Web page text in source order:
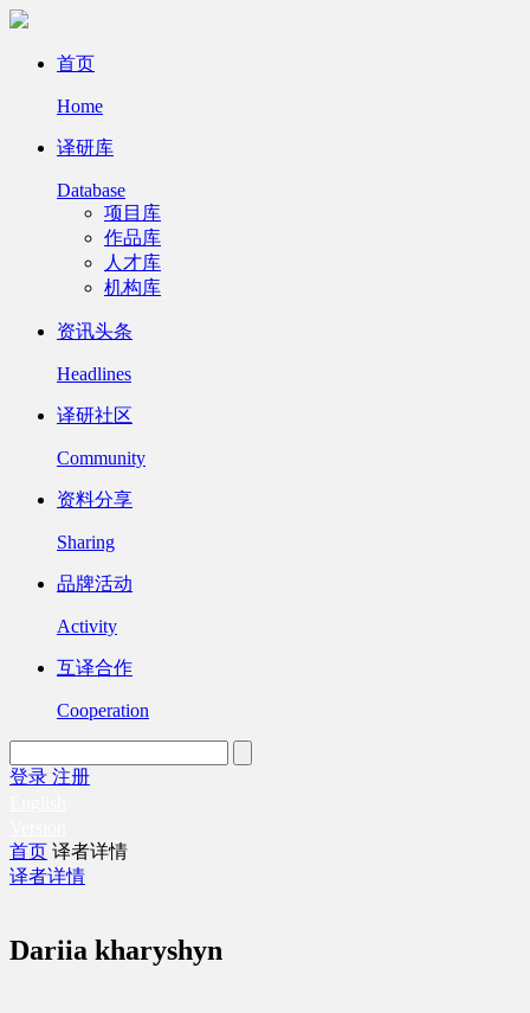
首页
Home
译研库
Database
项目库
作品库
人才库
机构库
资讯头条
Headlines
译研社区
Community
资料分享
Sharing
品牌活动
Activity
互译合作
Cooperation
登录 注册
首页 译者详情
译者详情
Dariia kharyshyn